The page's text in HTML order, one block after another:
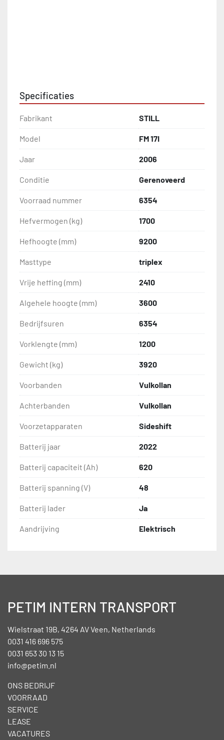
Specificaties
Fabrikant STILL
Model FM 17I
Jaar 2006
Conditie Gerenoveerd
Voorraad nummer 6354
Hefvermogen (kg) 1700
Hefhoogte (mm) 9200
Masttype triplex
Vrije heffing (mm) 2410
Algehele hoogte (mm) 3600
Bedrijfsuren 6354
Vorklengte (mm) 1200
Gewicht (kg) 3920
Voorbanden Vulkollan
Achterbanden Vulkollan
Voorzetapparaten Sideshift
Batterij jaar 2022
Batterij capaciteit (Ah) 620
Batterij spanning (V) 48
Batterij lader Ja
Aandrijving Elektrisch
PETIM INTERN TRANSPORT
Wielstraat 19B, 4264 AV Veen, Netherlands
0031 416 696 575
0031 653 30 13 15
info@petim.nl
ONS BEDRIJF
VOORRAAD
SERVICE
LEASE
VACATURES